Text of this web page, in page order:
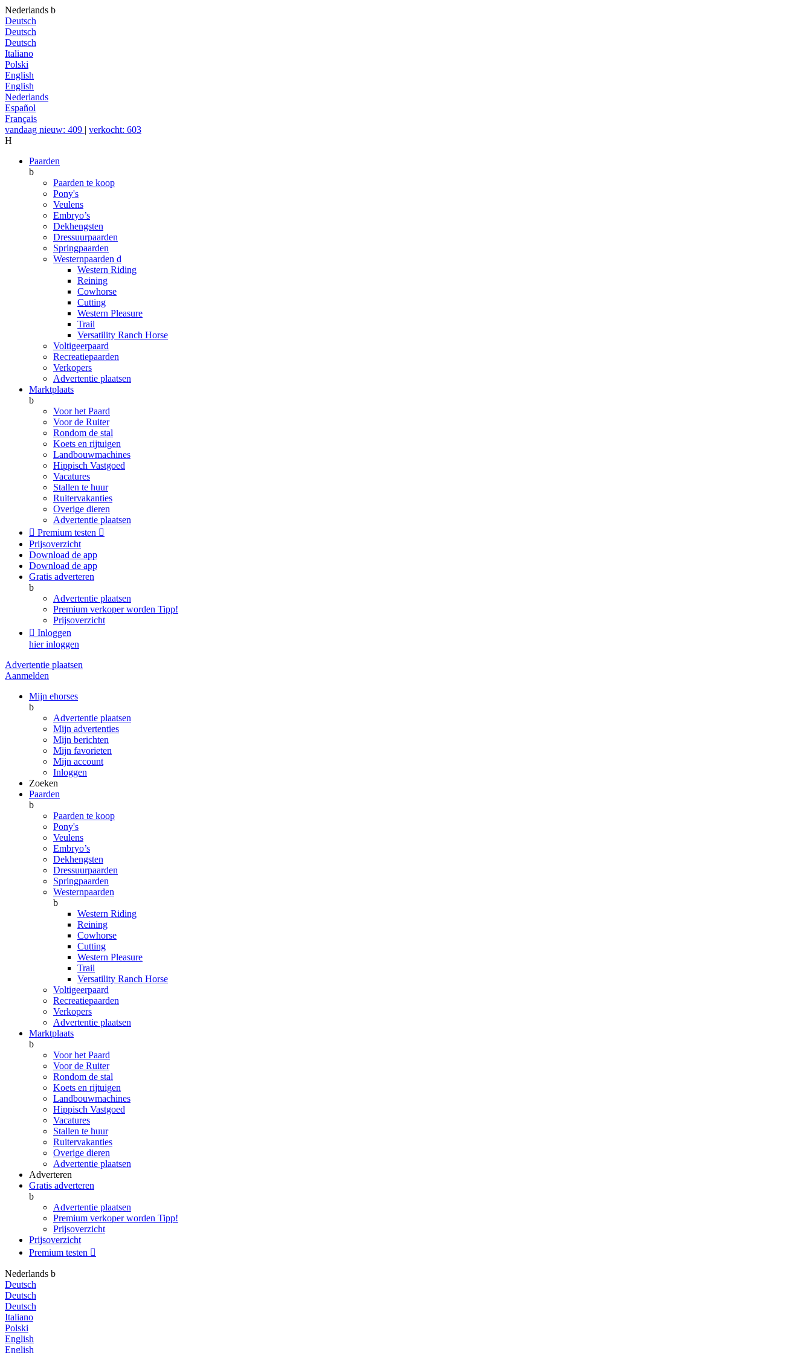
Nederlands b
Deutsch
Deutsch
Deutsch
Italiano
Polski
English
English
Nederlands
Español
Français
vandaag nieuw: 409 | verkocht: 603
H
Paarden
b
Paarden te koop
Pony's
Veulens
Embryo’s
Dekhengsten
Dressuurpaarden
Springpaarden
Westernpaarden d
Western Riding
Reining
Cowhorse
Cutting
Western Pleasure
Trail
Versatility Ranch Horse
Voltigeerpaard
Recreatiepaarden
Verkopers
Advertentie plaatsen
Marktplaats
b
Voor het Paard
Voor de Ruiter
Rondom de stal
Koets en rijtuigen
Landbouwmachines
Hippisch Vastgoed
Vacatures
Stallen te huur
Ruitervakanties
Overige dieren
Advertentie plaatsen
 Premium testen 
Prijsoverzicht
Download de app
Download de app
Gratis adverteren
b
Advertentie plaatsen
Premium verkoper worden Tipp!
Prijsoverzicht
 Inloggen
hier inloggen
Advertentie plaatsen
Aanmelden
Mijn ehorses
b
Advertentie plaatsen
Mijn advertenties
Mijn berichten
Mijn favorieten
Mijn account
Inloggen
Zoeken
Paarden
b
Paarden te koop
Pony's
Veulens
Embryo’s
Dekhengsten
Dressuurpaarden
Springpaarden
Westernpaarden
b
Western Riding
Reining
Cowhorse
Cutting
Western Pleasure
Trail
Versatility Ranch Horse
Voltigeerpaard
Recreatiepaarden
Verkopers
Advertentie plaatsen
Marktplaats
b
Voor het Paard
Voor de Ruiter
Rondom de stal
Koets en rijtuigen
Landbouwmachines
Hippisch Vastgoed
Vacatures
Stallen te huur
Ruitervakanties
Overige dieren
Advertentie plaatsen
Adverteren
Gratis adverteren
b
Advertentie plaatsen
Premium verkoper worden Tipp!
Prijsoverzicht
Prijsoverzicht
Premium testen 
Nederlands b
Deutsch
Deutsch
Deutsch
Italiano
Polski
English
English